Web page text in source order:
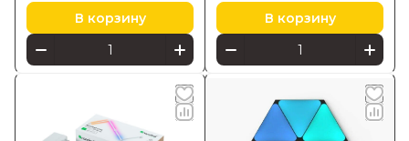
В корзину В корзину